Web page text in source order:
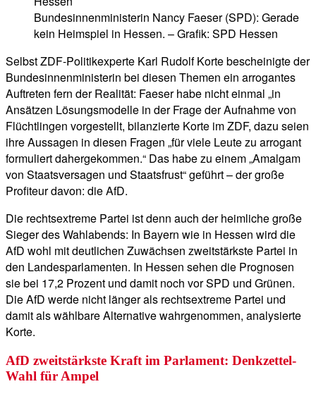
Bundesinnenministerin Nancy Faeser (SPD): Gerade
kein Heimspiel in Hessen. – Grafik: SPD Hessen
Selbst ZDF-Politikexperte Karl Rudolf Korte bescheinigte der
Bundesinnenministerin bei diesen Themen ein arrogantes
Auftreten fern der Realität: Faeser habe nicht einmal „in
Ansätzen Lösungsmodelle in der Frage der Aufnahme von
Flüchtlingen vorgestellt, bilanzierte Korte im ZDF, dazu seien
ihre Aussagen in diesen Fragen „für viele Leute zu arrogant
formuliert dahergekommen.“ Das habe zu einem „Amalgam
von Staatsversagen und Staatsfrust“ geführt – der große
Profiteur davon: die AfD.
Die rechtsextreme Partei ist denn auch der heimliche große
Sieger des Wahlabends: In Bayern wie in Hessen wird die
AfD wohl mit deutlichen Zuwächsen zweitstärkste Partei in
den Landesparlamenten. In Hessen sehen die Prognosen
sie bei 17,2 Prozent und damit noch vor SPD und Grünen.
Die AfD werde nicht länger als rechtsextreme Partei und
damit als wählbare Alternative wahrgenommen, analysierte
Korte.
AfD zweitstärkste Kraft im Parlament: Denkzettel-
Wahl für Ampel